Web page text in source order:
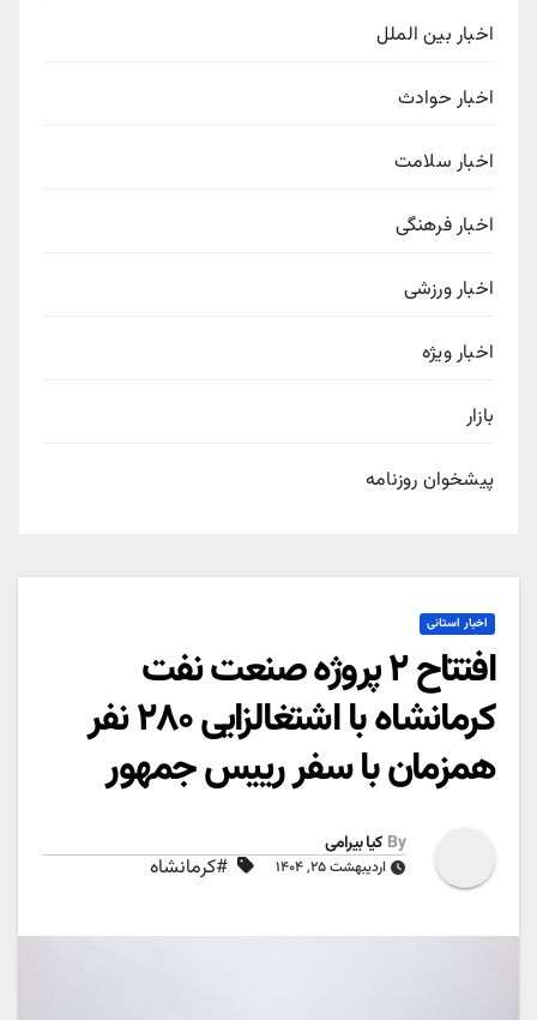
اخبار بین الملل
اخبار حوادث
اخبار سلامت
اخبار فرهنگی
اخبار ورزشی
اخبار ویژه
بازار
پیشخوان روزنامه
اخبار استانی
افتتاح ۲ پروژه صنعت نفت
کرمانشاه با اشتغالزایی ۲۸۰ نفر
همزمان با سفر رییس جمهور
By کیا بیرامی
اردیبهشت ۲۵, ۱۴۰۴ #کرمانشاه